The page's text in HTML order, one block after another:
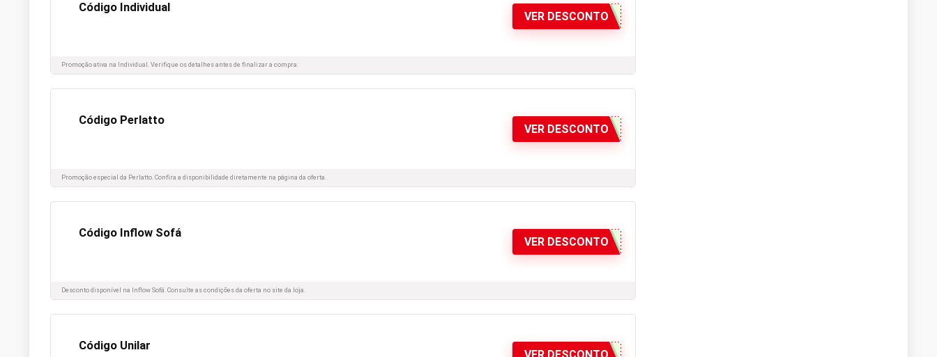
Código Individual
VER DESCONTO
Promoção ativa na Individual. Verifique os detalhes antes de finalizar a compra.
Código Perlatto
VER DESCONTO
Promoção especial da Perlatto. Confira a disponibilidade diretamente na página da oferta.
Código Inflow Sofá
VER DESCONTO
Desconto disponível na Inflow Sofá. Consulte as condições da oferta no site da loja.
Código Unilar